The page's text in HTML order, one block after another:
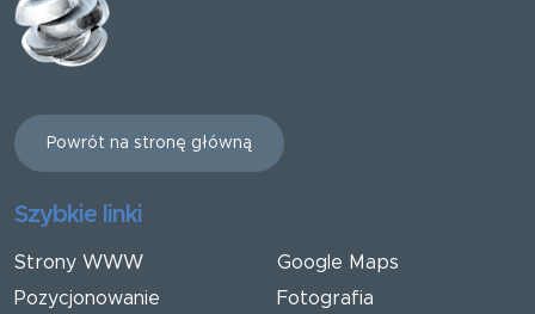
Powrót na stronę główną
Szybkie linki
Strony WWW
Pozycjonowanie
Google Maps
Fotografia